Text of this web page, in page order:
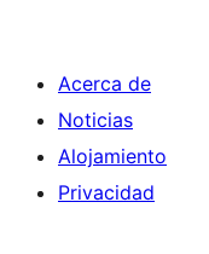
Acerca de
Noticias
Alojamiento
Privacidad